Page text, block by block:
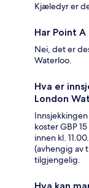
Kjæledyr er
Har Point
Nei, det er
Waterloo.
Hva er
London
koster GBP
innen kl.
(avhengig av
tilgjengelig.